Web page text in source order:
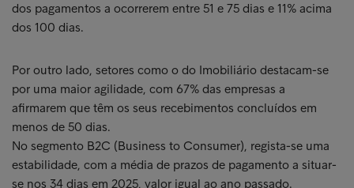
dos pagamentos a ocorrerem entre 51 e 75 dias e 11% acima
dos 100 dias.
Por outro lado, setores como o do Imobiliário destacam-se
por uma maior agilidade, com 67% das empresas a
afirmarem que têm os seus recebimentos concluídos em
menos de 50 dias.
No segmento B2C (Business to Consumer), regista-se uma
estabilidade, com a média de prazos de pagamento a situar-
se nos 34 dias em 2025, valor igual ao ano passado.